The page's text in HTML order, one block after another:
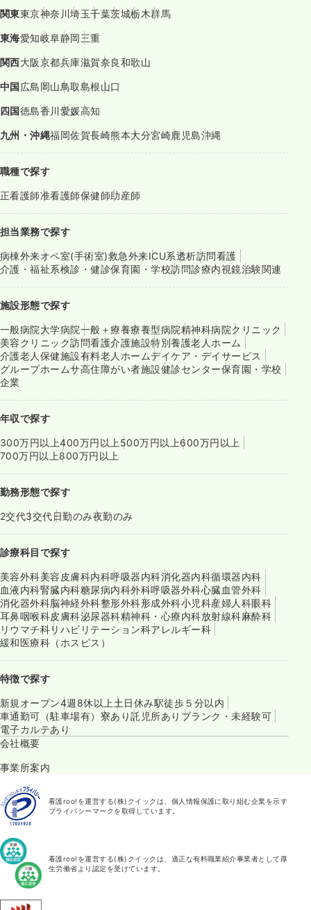
関東東京神奈川埼玉千葉茨城栃木群馬
東海愛知岐阜静岡三重
関西大阪京都兵庫滋賀奈良和歌山
中国広島岡山鳥取島根山口
四国徳島香川愛媛高知
九州・沖縄福岡佐賀長崎熊本大分宮崎鹿児島沖縄
職種で探す
正看護師准看護師保健師助産師
担当業務で探す
病棟外来オペ室(手術室)救急外来ICU系透析訪問看護
介護・福祉系検診・健診保育園・学校訪問診療内視鏡治験関連
施設形態で探す
一般病院大学病院一般＋療養療養型病院精神科病院クリニック
美容クリニック訪問看護介護施設特別養護老人ホーム
介護老人保健施設有料老人ホームデイケア・デイサービス
グループホームサ高住障がい者施設健診センター保育園・学校
企業
年収で探す
300万円以上400万円以上 500万円以上600万円以上
700万円以上800万円以上
勤務形態で探す
2交代3交代日勤のみ夜勤のみ
診療科目で探す
美容外科美容皮膚科内科呼吸器内科消化器内科循環器内科
血液内科腎臓内科糖尿病内科外科呼吸器外科心臓血管外科
消化器外科脳神経外科整形外科形成外科小児科産婦人科眼科
耳鼻咽喉科皮膚科泌尿器科精神科・心療内科放射線科麻酔科
リウマチ科リハビリテーション科アレルギー科
緩和医療科（ホスピス）
特徴で探す
新規オープン4週8休以上 土日休み駅徒歩５分以内
車通勤可（駐車場有） 寮あり託児所あり ブランク・未経験可
電子カルテあり
会社概要
事業所案内
看護roo!を運営する(株)クイックは、個人情報保護に取り組む企業を示す
プライバシーマークを取得しています。
看護roo!を運営する(株)クイックは、適正な有料職業紹介事業者として厚
生労働省より認定を受けています。